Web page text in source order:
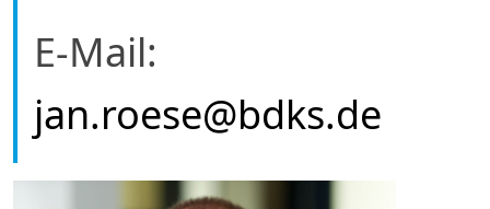
E-Mail:
jan.roese@bdks.de